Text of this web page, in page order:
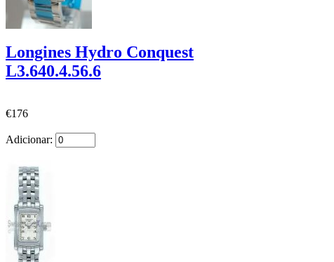
Longines Hydro Conquest
L3.640.4.56.6
€176
Adicionar: